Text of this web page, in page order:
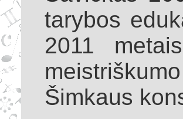
tarybos
2011
Šimkaus